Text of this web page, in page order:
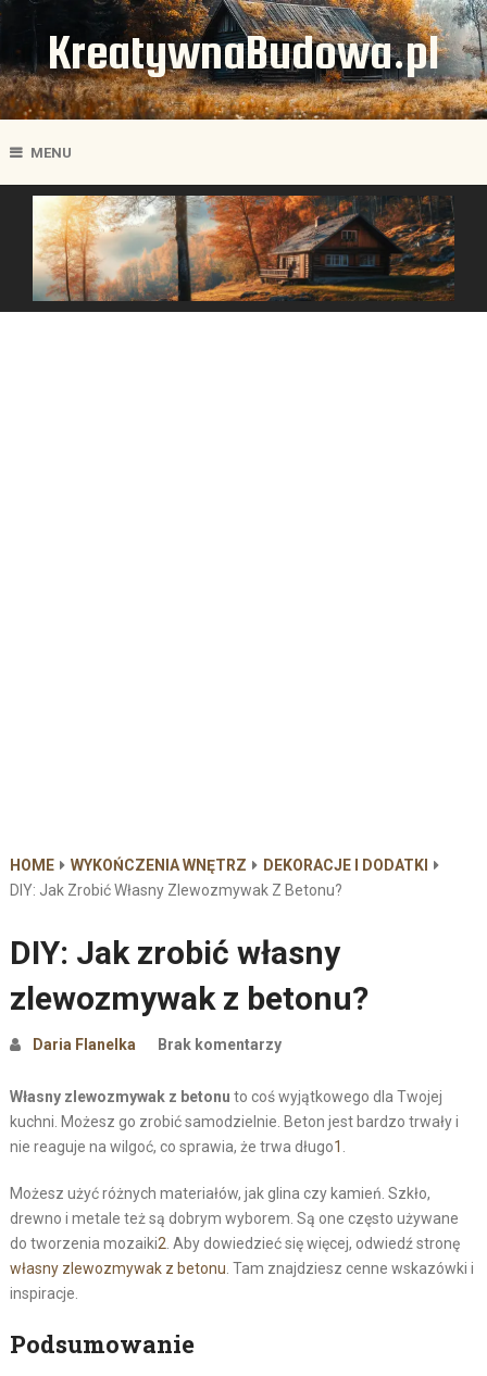
KreatywnaBudowa.pl
MENU
HOME WYKOŃCZENIA WNĘTRZ
DEKORACJE I DODATKI
DIY: Jak Zrobić Własny Zlewozmywak Z Betonu?
DIY: Jak zrobić własny
zlewozmywak z betonu?
Daria Flanelka Brak komentarzy
Własny zlewozmywak z betonu to coś wyjątkowego dla Twojej
kuchni. Możesz go zrobić samodzielnie. Beton jest bardzo trwały i
nie reaguje na wilgoć, co sprawia, że trwa długo1
Możesz użyć różnych materiałów, jak glina czy kamień. Szkło,
drewno i metale też są dobrym wyborem. Są one często używane
do tworzenia mozaiki2 . Aby dowiedzieć się więcej, odwiedź stronę
własny zlewozmywak z betonu . Tam znajdziesz cenne wskazówki i
inspiracje.
Podsumowanie